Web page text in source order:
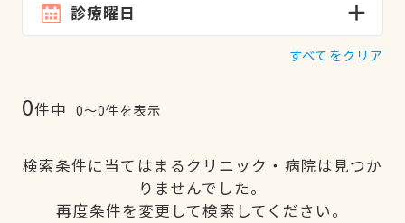
診療曜日
すべてをクリア
0件中 0〜0件を表示
検索条件に当てはまるクリニック・病院は見つか
りませんでした。
再度条件を変更して検索してください。